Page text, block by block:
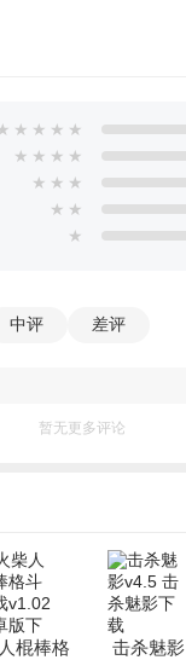
★ ★ ★ ★
★ ★ ★ ★
★ ★ ★
★ ★
★
中评 差评
暂无更多评论
棍棒格
击杀魅影